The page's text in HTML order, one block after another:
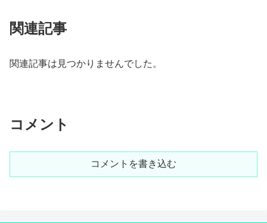
関連記事
関連記事は見つかりませんでした。
コメント
コメントを書き込む